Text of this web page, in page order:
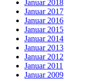
Januar 2018
Januar 2017
Januar 2016
Januar 2015
Januar 2014
Januar 2013
Januar 2012
Januar 2011
Januar 2009